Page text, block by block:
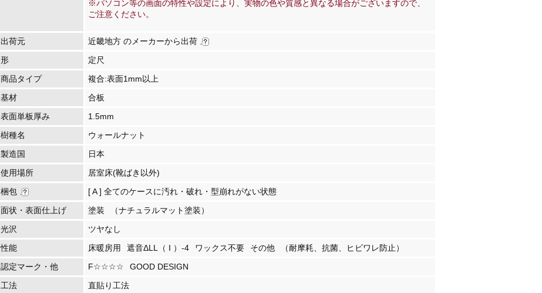
※パソコン等の画面の特性や設定により、実物の色や質感と異なる場合がございますので、
ご注意ください。
出荷元
近畿地方 のメーカーから出荷
形
定尺
商品タイプ
複合:表面1mm以上
基材
合板
表面単板厚み
1.5mm
樹種名
ウォールナット
製造国
日本
使用場所
居室床(靴ばき以外)
梱包
[ A ] 全てのケースに汚れ・破れ・型崩れがない状態
面状・表面仕上げ
塗装
（ナチュラルマット塗装）
光沢
ツヤなし
性能
床暖房用 遮音ΔLL（ I ）-4 ワックス不要 その他
（耐摩耗、抗菌、ヒビワレ防止）
認定マーク・他
F☆☆☆☆
GOOD DESIGN
工法
直貼り工法